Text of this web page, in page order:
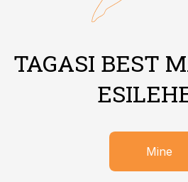
TAGASI BEST
Mine